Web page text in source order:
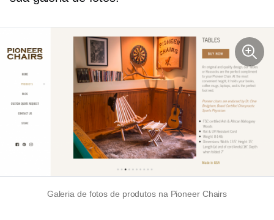
Galeria de fotos de produtos na Pioneer Chairs